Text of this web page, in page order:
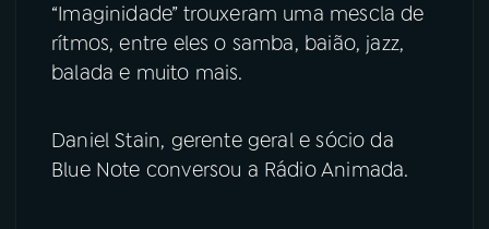
“Imaginidade” trouxeram uma mescla de
rítmos, entre eles o samba, baião, jazz,
balada e muito mais.
Daniel Stain, gerente geral e sócio da
Blue Note conversou a Rádio Animada.